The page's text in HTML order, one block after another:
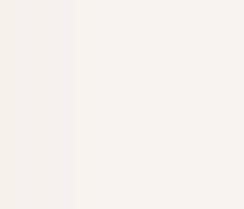
1 acte. 1895
1934
vaudeville en 1 acte. 1852
: pièce en 4 actes. 1897
en 1 acte. 1899
en vers. 1883